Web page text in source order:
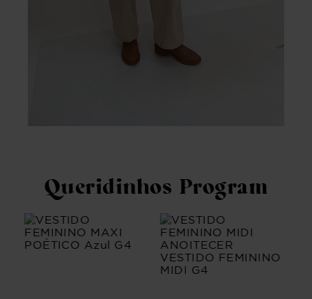
Queridinhos Program